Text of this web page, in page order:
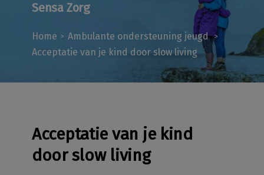
Sensa Zorg
Home > Ambulante ondersteuning jeugd >
Acceptatie van je kind door slow living
Acceptatie van je kind
door slow living